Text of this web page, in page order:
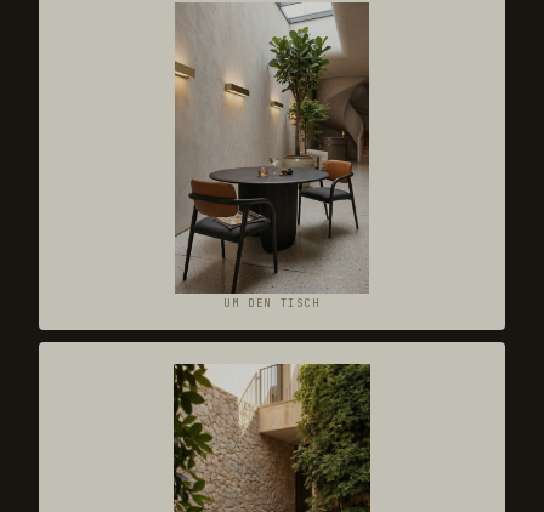
UM DEN TISCH